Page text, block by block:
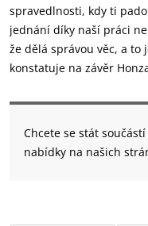
spravedlnosti, kdy ti
jednání díky naší práci
že dělá správou věc, a to
konstatuje na závěr
Chcete se stát
nabídky na našich